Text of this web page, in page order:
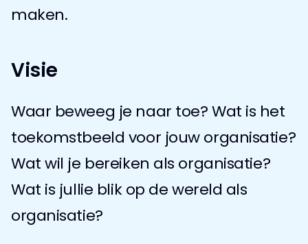
maken.
Visie
Waar beweeg je naar toe? Wat is het
toekomstbeeld voor jouw organisatie?
Wat wil je bereiken als organisatie?
Wat is jullie blik op de wereld als
organisatie?